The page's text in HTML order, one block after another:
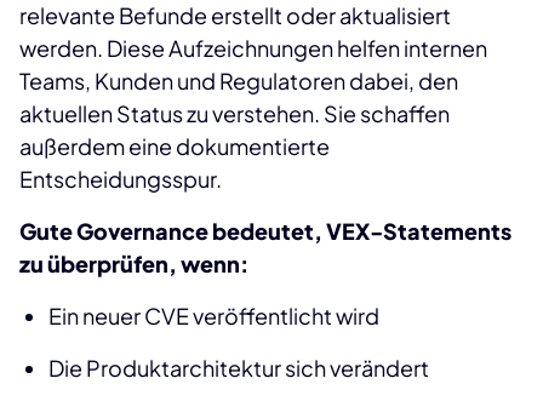
relevante Befunde erstellt oder aktualisiert
werden. Diese Aufzeichnungen helfen internen
Teams, Kunden und Regulatoren dabei, den
aktuellen Status zu verstehen. Sie schaffen
außerdem eine dokumentierte
Entscheidungsspur.
Gute Governance bedeutet, VEX-Statements
zu überprüfen, wenn:
Ein neuer CVE veröffentlicht wird
Die Produktarchitektur sich verändert